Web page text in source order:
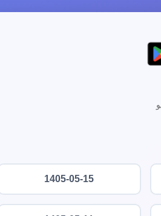
1405-05-15